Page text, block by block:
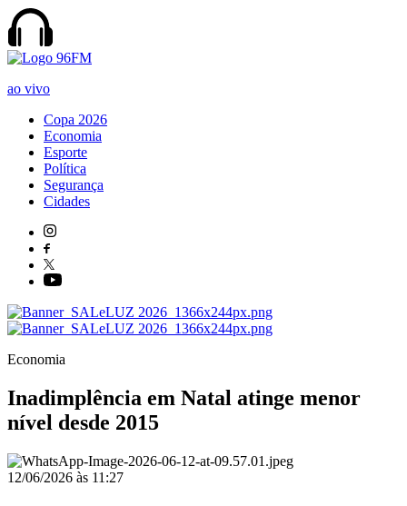
ao vivo
Copa 2026
Economia
Esporte
Política
Segurança
Cidades
Economia
Inadimplência em Natal atinge menor
nível desde 2015
12/06/2026 às 11:27